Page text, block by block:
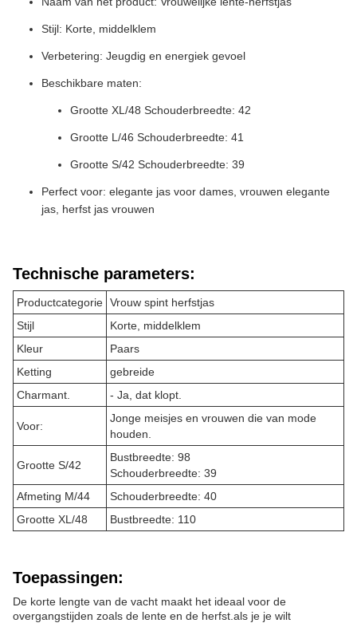
Stijl: Korte, middelklem
Verbetering: Jeugdig en energiek gevoel
Beschikbare maten:
Grootte XL/48 Schouderbreedte: 42
Grootte L/46 Schouderbreedte: 41
Grootte S/42 Schouderbreedte: 39
Perfect voor: elegante jas voor dames, vrouwen elegante
jas, herfst jas vrouwen
Technische parameters:
Productcategorie Vrouw spint herfstjas
Stijl
Korte, middelklem
Kleur
Paars
Ketting
gebreide
Charmant.
- Ja, dat klopt.
Voor:
Jonge meisjes en vrouwen die van mode
houden.
Grootte S/42
Bustbreedte: 98
Schouderbreedte: 39
Afmeting M/44
Schouderbreedte: 40
Grootte XL/48
Bustbreedte: 110
Toepassingen:
De korte lengte van de vacht maakt het ideaal voor de
overgangstijden zoals de lente en de herfst.als je je wilt